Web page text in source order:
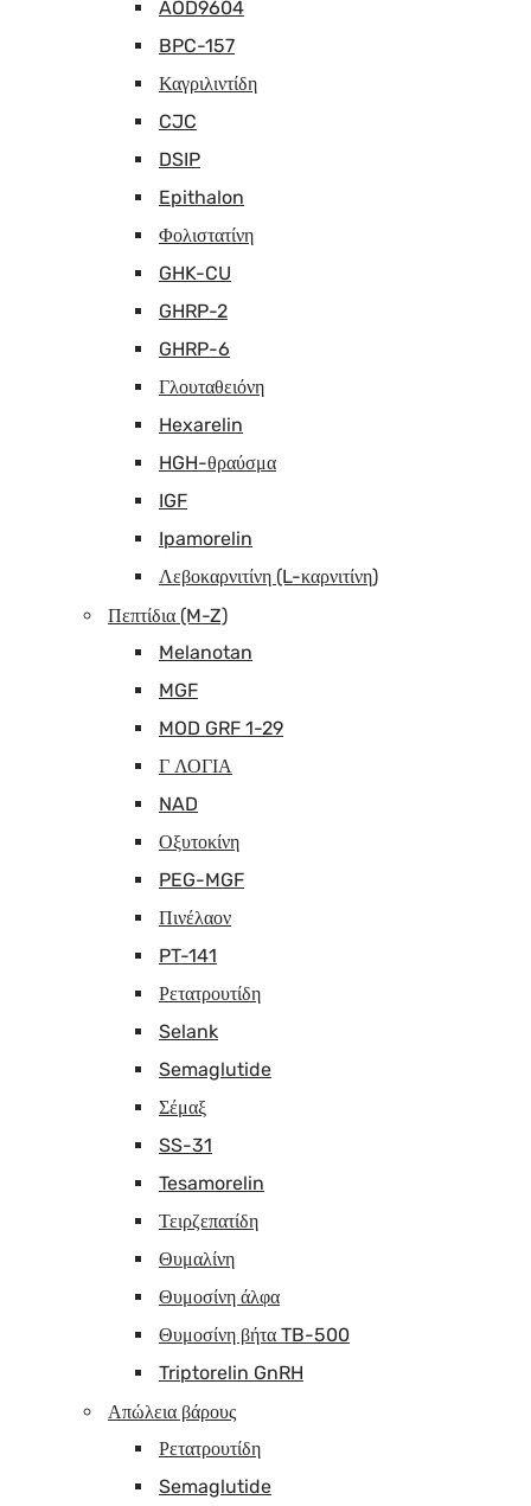
AOD9604
BPC-157
Καγριλιντίδη
CJC
DSIP
Epithalon
Φολιστατίνη
GHK-CU
GHRP-2
GHRP-6
Γλουταθειόνη
Hexarelin
HGH-θραύσμα
IGF
Ipamorelin
Λεβοκαρνιτίνη (L-καρνιτίνη)
Πεπτίδια (M-Z)
Melanotan
MGF
MOD GRF 1-29
Γ ΛΟΓΙΑ
NAD
Οξυτοκίνη
PEG-MGF
Πινέλαον
PT-141
Ρετατρουτίδη
Selank
Semaglutide
Σέμαξ
SS-31
Tesamorelin
Τειρζεπατίδη
Θυμαλίνη
Θυμοσίνη άλφα
Θυμοσίνη βήτα TB-500
Triptorelin GnRH
Απώλεια βάρους
Ρετατρουτίδη
Semaglutide